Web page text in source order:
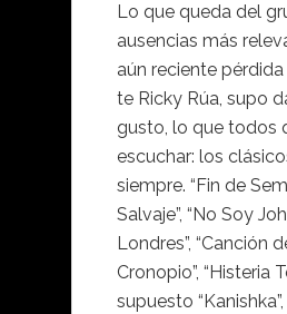
Lo que queda del
ausencias más
aún reciente
te Ricky Rúa, supo
gusto, lo que todos
escuchar: los
siempre. “Fin de
Salvaje”, “No Soy
Londres”, “Canción
Cronopio”, “Histeria
supuesto